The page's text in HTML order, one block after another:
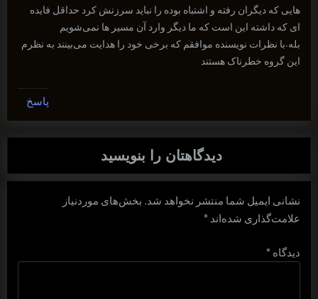
هایی که دیگران رفته و اشتباه بوده را نباید سرزنش کرد حداقل فایده
ای که داشته این است که ما دیگر وارد آن مسیر ها نمی‌شویم
بله.با نظرات نویسنده موافقم که برخی خود را هدایت می‌بینند به نظرم
این گروه خطرناک هستند
پاسخ
دیدگاهتان را بنویسید
نشانی ایمیل شما منتشر نخواهد شد. بخش‌های موردنیاز
علامت‌گذاری شده‌اند *
دیدگاه *